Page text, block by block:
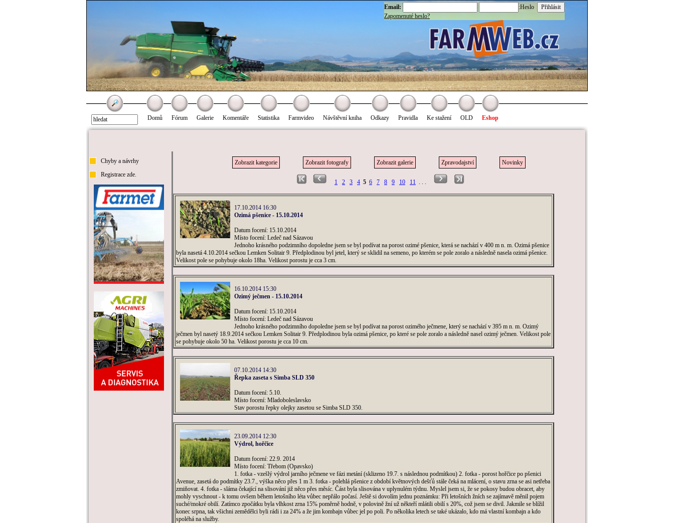
Email:
:Heslo
Zapomenuté heslo?
Domů Fórum Galerie Komentáře Statistika Farmvideo Návštěvní kniha Odkazy Pravidla Ke stažení OLD Eshop
Chyby a návrhy
Registrace zde.
Zobrazit kategorie Zobrazit fotografy Zobrazit galerie Zpravodajství Novinky
1 2 3 4 5 6 7 8 9 10 11 . . .
17.10.2014 16:30
Ozimá pšenice - 15.10.2014
Datum focení: 15.10.2014
Místo focení: Ledeč nad Sázavou
Jednoho krásného podzimního dopoledne jsem se byl podívat na porost ozimé pšenice, která se nachází v 400 m n. m. Ozimá pšenice
byla nasetá 4.10.2014 sečkou Lemken Solitair 9. Předplodinou byl jetel, který se sklidil na semeno, po kterém se pole zoralo a následně nasela ozimá pšenice.
Velikost pole se pohybuje okolo 18ha. Velikost porostu je cca 3 cm.
16.10.2014 15:30
Ozimý ječmen - 15.10.2014
Datum focení: 15.10.2014
Místo focení: Ledeč nad Sázavou
Jednoho krásného podzimního dopoledne jsem se byl podívat na porost ozimého ječmene, který se nachází v 395 m n. m. Ozimý
ječmen byl nasetý 18.9.2014 sečkou Lemken Solitair 9. Předplodinou byla ozimá pšenice, po které se pole zoralo a následně nasel ozimý ječmen. Velikost pole
se pohybuje okolo 50 ha. Velikost porostu je cca 10 cm.
07.10.2014 14:30
Řepka zaseta s Simba SLD 350
Datum focení: 5.10.
Místo focení: Mladoboleslavsko
Stav porostu řepky olejky zasetou se Simba SLD 350.
23.09.2014 12:30
Výdrol, hořčice
Datum focení: 22.9. 2014
Místo focení: Třebom (Opavsko)
1. fotka - vzešlý výdrol jarního ječmene ve fázi metání (sklizeno 19.7. s následnou podmítkou) 2. fotka - porost hořčice po pšenici
Avenue, zasetá do podmítky 23.7., výška něco přes 1 m 3. fotka - polehlá pšenice z období květnových dešťů stále čeká na mlácení, o stavu zrna se asi netřeba
zmiňovat. 4. fotka - sláma čekající na slisování již něco přes měsíc. Část byla slisována v uplynulém týdnu. Myslel jsem si, že se pokosy budou obracet, aby
mohly vyschnout - k tomu ovšem během letošního léta vůbec nepřálo počasí. Ještě si dovolím jednu poznámku: Při letošních žních se zajímavě měnil pojem
suché/mokré obilí. Zatímco zpočátku byla vlhkost zrna 15% poměrně hodně, v polovině žní už někteří mlátili obilí s 20%, což jsem se divil. Jakmile se blížil
konec srpna, tak všichni zemědělci byli rádi i za 24% a že jim kombajn vůbec jel po poli. Po několika letech se také ukázalo, kdo má vlastní kombajn a kdo
spoléhá na služby.